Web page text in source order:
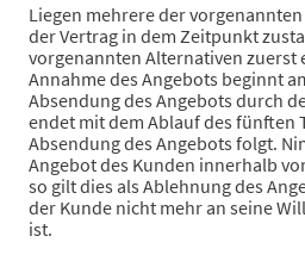
Liegen mehrere der
der Vertrag in dem Zeitpunkt
vorgenannten Alternativen zuerst
Annahme des Angebots beginnt
Absendung des Angebots durch
endet mit dem Ablauf des fünften
Absendung des Angebots folgt.
Angebot des Kunden innerhalb
so gilt dies als Ablehnung des
der Kunde nicht mehr an seine
ist.